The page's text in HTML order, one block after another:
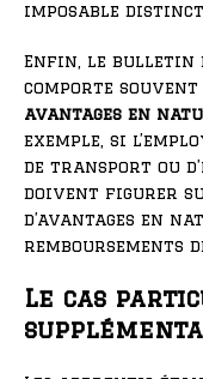
imposable
Enfin, le bulletin
comporte souvent
avantages en
exemple, si
de transport ou
doivent figurer
d’avantages en
remboursements
Le cas